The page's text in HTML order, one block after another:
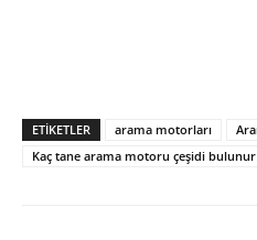
ETIKETLER arama motorları
Kaç tane arama motoru çeşidi bulunur